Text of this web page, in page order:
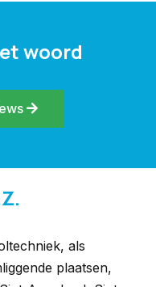
woord
als
plaatsen,